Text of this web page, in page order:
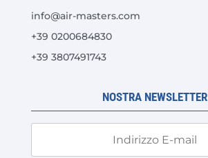
info@air-masters.com
+39 0200684830
+39 3807491743
NOSTRA NEWSLETTER